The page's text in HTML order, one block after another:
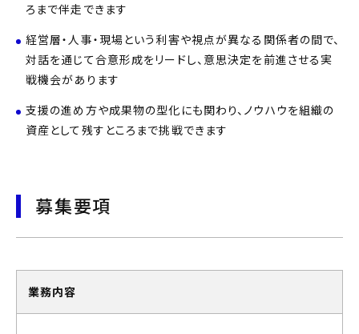
ろまで伴走できます
経営層・人事・現場という利害や視点が異なる関係者の間で、
対話を通じて合意形成をリードし、意思決定を前進させる実
戦機会があります
支援の進め方や成果物の型化にも関わり、ノウハウを組織の
資産として残すところまで挑戦できます
募集要項
業務内容